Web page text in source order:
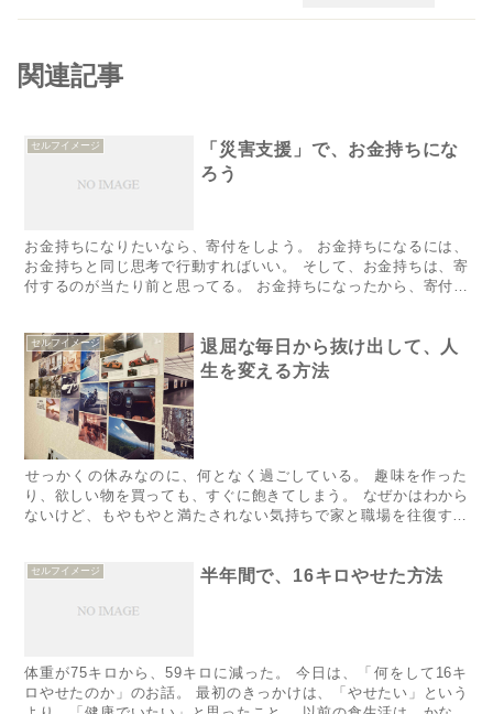
関連記事
セルフイメージ
「災害支援」で、お金持ちにな
ろう
​​お金持ちになりたいなら、寄付をしよう。 お金持ちになるには、
お金持ちと同じ思考で行動すればいい。 そして、お金持ちは、寄
付するのが当たり前と思ってる。 お金持ちになったから、寄付を
セルフイメージ
退屈な毎日から抜け出して、人
生を変える方法
​​​​​​​​​​​​​​​​​​​​​​​​​​​​​​​せっかくの休みなのに、何となく過ごしている。 趣味を作った
り、欲しい物を買っても、すぐに飽きてしまう。 なぜかはわから
ないけど、もやもやと満たされない気持ちで家と職場を往復する
セルフイメージ 半年間で、16キロやせた方法
体重が75キロから、59キロに減った。 今日は、「何をして16キ
ロやせたのか」のお話。 最初のきっかけは、「やせたい」という